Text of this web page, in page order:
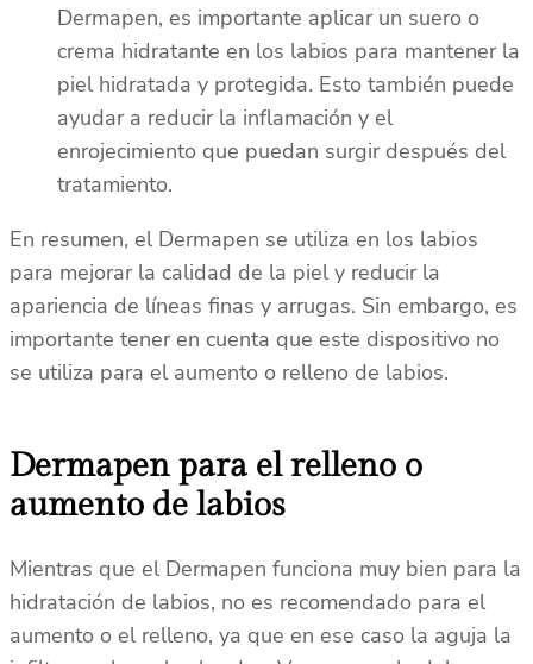
Dermapen, es importante aplicar un suero o
crema hidratante en los labios para mantener la
piel hidratada y protegida. Esto también puede
ayudar a reducir la inflamación y el
enrojecimiento que puedan surgir después del
tratamiento.
En resumen, el Dermapen se utiliza en los labios
para mejorar la calidad de la piel y reducir la
apariencia de líneas finas y arrugas. Sin embargo, es
importante tener en cuenta que este dispositivo no
se utiliza para el aumento o relleno de labios.
Dermapen para el relleno o
aumento de labios
Mientras que el Dermapen funciona muy bien para la
hidratación de labios, no es recomendado para el
aumento o el relleno, ya que en ese caso la aguja la